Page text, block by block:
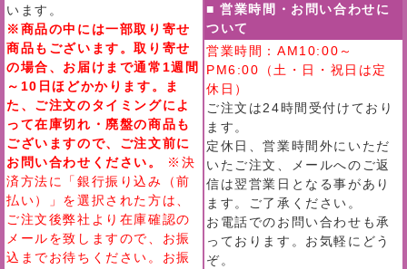
います。
※商品の中には一部取り寄せ
商品もございます。取り寄せ
の場合、お届けまで通常1週間
～10日ほどかかります。ま
た、ご注文のタイミングによ
って在庫切れ・廃盤の商品も
ございますので、ご注文前に
お問い合わせください。
※決
済方法に「銀行振り込み（前
払い）」を選択された方は、
ご注文後弊社より在庫確認の
メールを致しますので、お振
込までお待ちください。お振
■ 営業時間・お問い合わせに
ついて
営業時間：AM10:00～
PM6:00（土・日・祝日は定
休日）
ご注文は24時間受付けており
ます。
定休日、営業時間外にいただ
いたご注文、メールへのご返
信は翌営業日となる事があり
ます。ご了承ください。
お電話でのお問い合わせも承
っております。お気軽にどう
ぞ。